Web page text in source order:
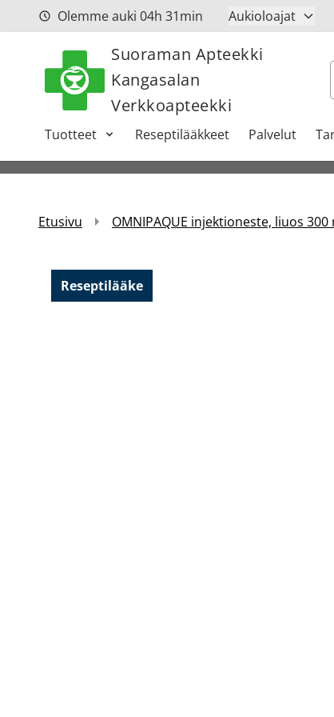
Siirry sisältöönOlemme auki 04h 31min Aukioloajat
Suoraman Apteekki
Kangasalan
Verkkoapteekki
Tuotteet Reseptilääkkeet Palvelut
Etusivu OMNIPAQUE injektioneste, liuos
Reseptilääke